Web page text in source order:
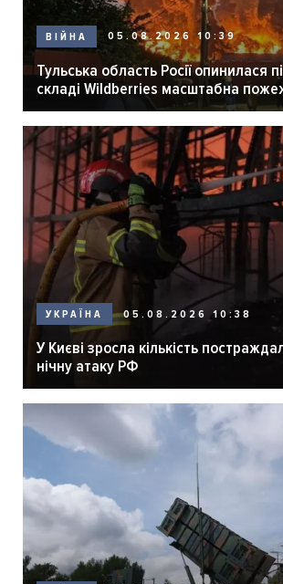
ВІЙНА 05.08.2026 10:39
Тульська область Росії опинилася
складі Wildberries масштабна
УКРАЇНА 05.08.2026 10:38
У Києві зросла кількість
нічну атаку РФ